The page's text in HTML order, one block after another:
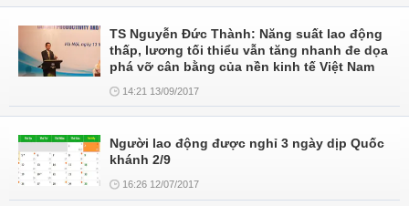
TS Nguyễn Đức Thành: Năng suất lao động
thấp, lương tối thiểu vẫn tăng nhanh đe dọa
phá vỡ cân bằng của nền kinh tế Việt Nam
14:21 13/09/2017
Người lao động được nghỉ 3 ngày dịp Quốc
khánh 2/9
16:26 12/07/2017